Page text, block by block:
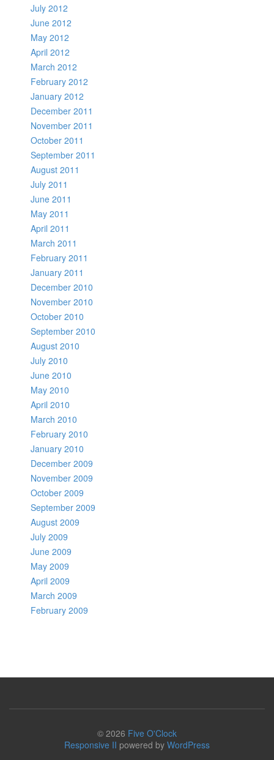
July 2012
June 2012
May 2012
April 2012
March 2012
February 2012
January 2012
December 2011
November 2011
October 2011
September 2011
August 2011
July 2011
June 2011
May 2011
April 2011
March 2011
February 2011
January 2011
December 2010
November 2010
October 2010
September 2010
August 2010
July 2010
June 2010
May 2010
April 2010
March 2010
February 2010
January 2010
December 2009
November 2009
October 2009
September 2009
August 2009
July 2009
June 2009
May 2009
April 2009
March 2009
February 2009
© 2026 Five O'Clock
Responsive II powered by WordPress